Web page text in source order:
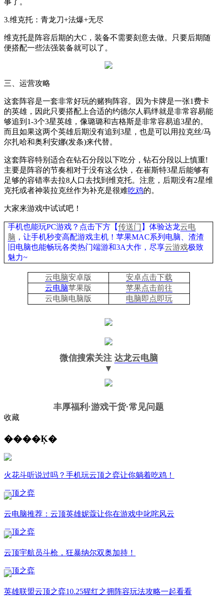
3.维克托：青龙刀+法爆+无尽
维克托是阵容后期的大C ，装备不需要刻意去做。只要后期随
便搭配一些法强装备就可以了。
三、运营攻略
这套阵容是一套非常好玩的赌狗阵容。因为卡牌是一张1 费卡
的英雄，因此只要搭配上合适的约德尔人羁绊就是非常容易能
够追到 1-3个3星英雄，像璐璐和吉格斯是非常容易追3星的。
而且如果这两个英雄后期没有追到 3星，也是可以用拉克丝/马
尔扎哈和奥利安娜(发条)来代替。
这套阵容特别适合在钻石分段以下吃分，钻石分段以上慎重!
主要是阵容的节奏相对于没有这么快，在崔斯特3星后能够有
足够的容错率去拉8人口去找到维克托。注意，后期没有2星维
克托或者神装拉克丝作为补充是很难吃鸡的。
大家来游戏中试试吧！
手机也能玩PC游戏？点击下方【传送门 】体验达龙云电
脑 ，让手机秒变高配游戏主机！苹果MAC系列电脑、渣渣
旧电脑也能畅玩各类热门端游和3A大作，尽享云游戏极致
魅力~
云电脑安卓版
安卓点击下载
云电脑苹果版
苹果点击前往
云电脑电脑版
电脑即点即玩
微信搜索关注 达龙云电脑
▼
丰厚福利 ·游戏干货·常见问题
收藏
����Ķ�
火花斗听说过吗？手机玩云顶之弈让你躺着吃鸡！
云顶之弈
云电脑推荐：云顶英雄妮蔻让你在游戏中叱咤风云
云顶之弈
云顶宇航员斗枪，狂暴纳尔双奥加持！
云顶之弈
英雄联盟云顶之弈10.25猩红之拥阵容玩法攻略一起看看